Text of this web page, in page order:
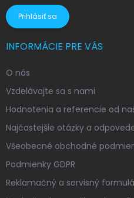
Prihlásiť sa
INFORMÁCIE PRE VÁS
O nás
Vzdelávajte sa s nami
Hodnotenia a referencie od
Najčastejšie otázky a
Všeobecné obchodné
Podmienky GDPR
Reklamačný a servisný